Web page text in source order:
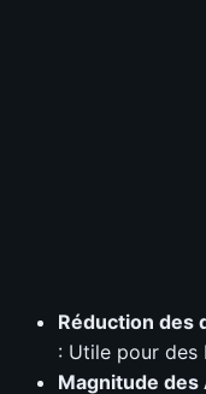
Réduction des
: Utile pour des
Magnitude des